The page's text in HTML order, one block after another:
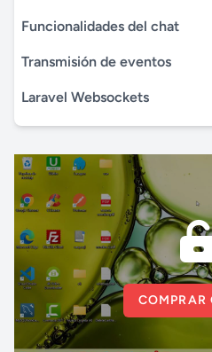
COMPRAR
Funcionalidades del chat
Transmisión de eventos
Laravel Websockets